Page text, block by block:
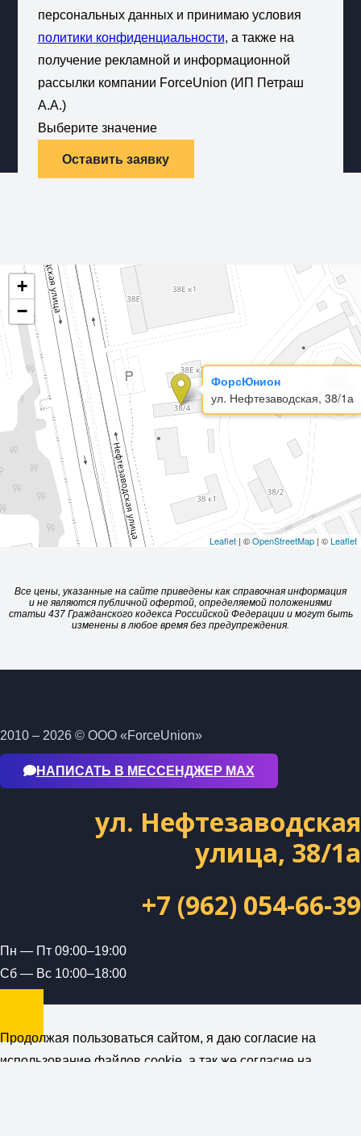
персональных данных и принимаю условия
политики конфиденциальности, а также на
получение рекламной и информационной
рассылки компании ForceUnion (ИП Петраш
А.А.)
Выберите значение
Оставить заявку
ФорсЮнион
ул. Нефтезаводская, 38/1а
+
−
Leaflet | ©OpenStreetMap | ©Leaflet
Все цены, указанные на сайте приведены как справочная информация
и не являются публичной офертой, определяемой положениями
статьи 437 Гражданского кодекса Российской Федерации и могут быть
изменены в любое время без предупреждения.
2010 – 2026 © ООО «ForceUnion»
НАПИСАТЬ В МЕССЕНДЖЕР МАХ
ул. Нефтезаводская
улица, 38/1а
+7 (962) 054-66-39
Пн — Пт 09:00–19:00
Сб — Вс 10:00–18:00
Продолжая пользоваться сайтом, я даю согласие на
использование файлов cookie, а так же согласие на